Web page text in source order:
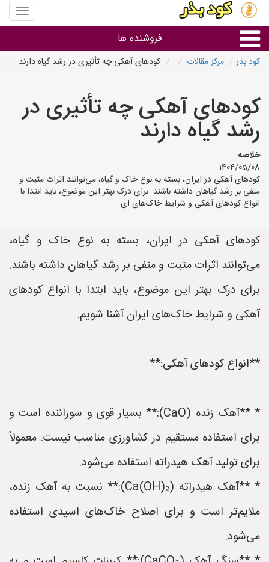
منوی
سایت
بذر
فروشنده ها
استان ها
کود بذر مرکز مقالات کودهای آهکی چه تأثیری در رشد گیاه دارند
کودهای آهکی چه تأثیری در
رشد گیاه دارند
خلاصه
1404/05/08
کودهای آهکی در ایران، بسته به نوع خاک و گیاه، می‌توانند اثرات مثبت و
منفی بر رشد گیاهان داشته باشند. برای درک بهتر این موضوع، باید ابتدا با
انواع کودهای آهکی و شرایط خاک‌های ای
کودهای آهکی در ایران، بسته به نوع خاک و گیاه،
می‌توانند اثرات مثبت و منفی بر رشد گیاهان داشته باشند.
برای درک بهتر این موضوع، باید ابتدا با انواع کودهای
آهکی و شرایط خاک‌های ایران آشنا شویم.
**انواع کودهای آهکی:**
* **آهک زنده (CaO):** بسیار قوی و سوزاننده است و
برای استفاده مستقیم در کشاورزی مناسب نیست. معمولاً
برای تولید آهک هیدراته استفاده می‌شود.
* **آهک هیدراته (Ca(OH)₂):** نسبت به آهک زنده،
ملایم‌تر است و برای اصلاح خاک‌های اسیدی استفاده
می‌شود.